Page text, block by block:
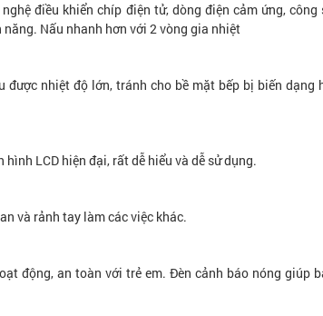
điều khiển chíp điện tử, dòng điện cảm ứng, công
năng. Nấu nhanh hơn với 2 vòng gia nhiệt
nhiệt độ lớn, tránh cho bề mặt bếp bị biến dạng
LCD hiện đại, rất dễ hiểu và dễ sử dụng.
và rảnh tay làm các việc khác.
động, an toàn với trẻ em. Đèn cảnh báo nóng giúp